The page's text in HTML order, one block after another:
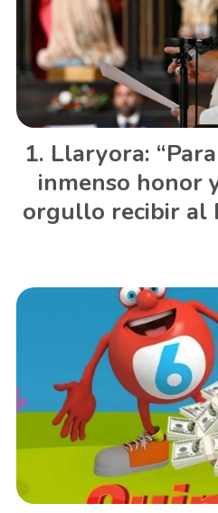
Llaryora:
inmenso honor
orgullo recibir al